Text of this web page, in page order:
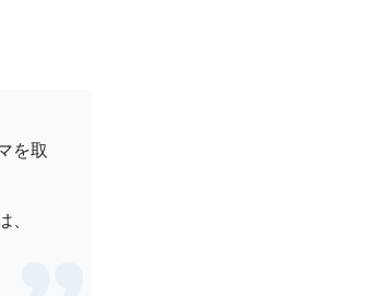
を取
、